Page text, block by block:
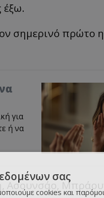
έξω.
σημερινό πρώτο
για
ή να
Ασουνσάο,
σας
cookies και